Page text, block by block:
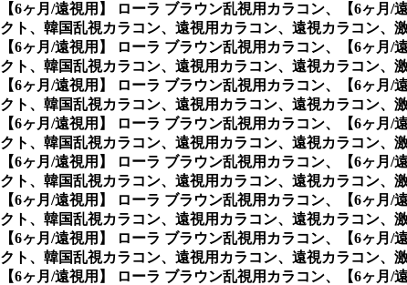
【6ヶ月/遠視用】 ローラ ブラウン乱視用カラコン、
【6ヶ月/
クト、韓国乱視カラコン、遠視用カラコン、遠視カラコン、
【6ヶ月/遠視用】 ローラ ブラウン乱視用カラコン、
【6ヶ月/
クト、韓国乱視カラコン、遠視用カラコン、遠視カラコン、
【6ヶ月/遠視用】 ローラ ブラウン乱視用カラコン、
【6ヶ月/
クト、韓国乱視カラコン、遠視用カラコン、遠視カラコン、
【6ヶ月/遠視用】 ローラ ブラウン乱視用カラコン、
【6ヶ月/
クト、韓国乱視カラコン、遠視用カラコン、遠視カラコン、
【6ヶ月/遠視用】 ローラ ブラウン乱視用カラコン、
【6ヶ月/
クト、韓国乱視カラコン、遠視用カラコン、遠視カラコン、
【6ヶ月/遠視用】 ローラ ブラウン乱視用カラコン、
【6ヶ月/
クト、韓国乱視カラコン、遠視用カラコン、遠視カラコン、
【6ヶ月/遠視用】 ローラ ブラウン乱視用カラコン、
【6ヶ月/
クト、韓国乱視カラコン、遠視用カラコン、遠視カラコン、
【6ヶ月/遠視用】 ローラ ブラウン乱視用カラコン、
【6ヶ月/